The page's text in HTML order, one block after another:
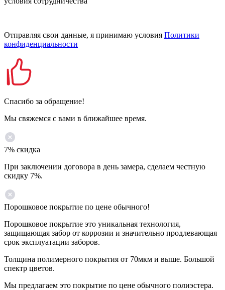
Отправляя свои данные, я принимаю условия Политики
конфиденциальности
Спасибо за обращение!
Мы свяжемся с вами в ближайшее время.
7% скидка
При заключении договора в день замера, сделаем честную
скидку 7%.
Порошковое покрытие по цене обычного!
Порошковое покрытие это уникальная технология,
защищающая забор от коррозии и значительно продлевающая
срок эксплуатации заборов.
Толщина полимерного покрытия от 70мкм и выше. Большой
спектр цветов.
Мы предлагаем это покрытие по цене обычного полиэстера.